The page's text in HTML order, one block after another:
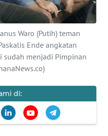
Waro (Putih) teman
Ende angkatan
sudah menjadi Pimpinan
di: